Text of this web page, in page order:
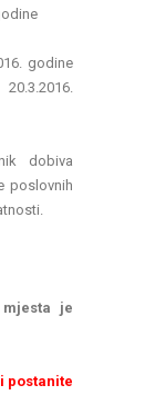
godine
dobiva
poslovnih
je
postanite